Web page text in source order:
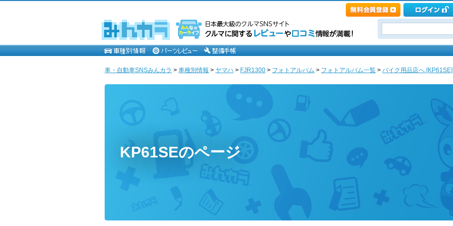
車・自動車SNSみんカラ > 車種別情報 > ヤマハ > FJR1300 > フォトアルバム > フォトアルバム一覧 > バイク用品店へ [KP61SE]
KP61SEのページ